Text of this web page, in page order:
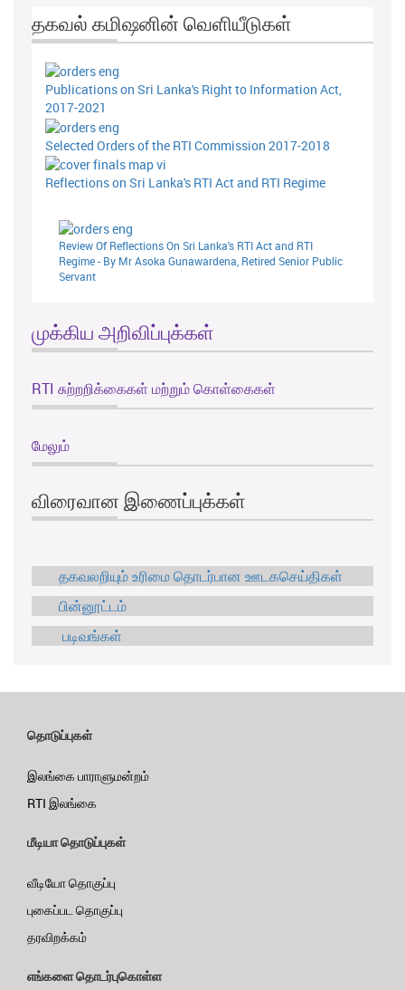
தகவல் கமிஷனின் வெளியீடுகள்
Publications on Sri Lanka's Right to Information Act,
2017-2021
Selected Orders of the RTI Commission 2017-2018
Reflections on Sri Lanka's RTI Act and RTI Regime
Review Of Reflections On Sri Lanka's RTI Act and RTI
Regime - By Mr Asoka Gunawardena, Retired Senior Public
Servant
முக்கிய அறிவிப்புக்கள்
RTI சுற்றறிக்கைகள் மற்றும் கொள்கைகள்
மேலும்
விரைவான இணைப்புக்கள்
தகவலறியும் உரிமை தொடர்பான ஊடகசெய்திகள்
பின்னூட்டம்
படிவங்கள்
தொடுப்புகள்
இலங்கை பாராளுமன்றம்
RTI இலங்கை
மீடியா தொடுப்புகள்
வீடியோ தொகுப்பு
புகைப்பட தொகுப்பு
தரவிறக்கம்
எங்களை தொடர்புகொள்ள